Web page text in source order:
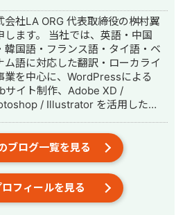
会社LA ORG 代表取締役の桝村翼
。 当社では、英語・中国
韓国語・フランス語・タイ語・ベ
ム語に対応した翻訳・ローカライ
業を中心に、WordPressによる
サイト制作、Adobe XD /
/ Illustrator を活用した
、英語学習支援にも力を入れてお
小中学生向けの英語学習塾を経営
。 現在は、世界シェア第4
グローバル製薬メーカー日本法人
はじめ、プライム市場上場企業グ
プ会社様、NASDAQ上場を控える
ブログ一覧を見る
フィールを見る